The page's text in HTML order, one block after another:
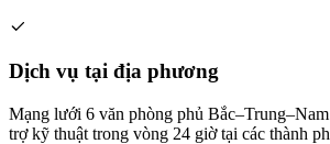
Dịch vụ tại địa phương
Mạng lưới 6 văn phòng phủ
trợ kỹ thuật trong vòng 24 giờ tại các thành